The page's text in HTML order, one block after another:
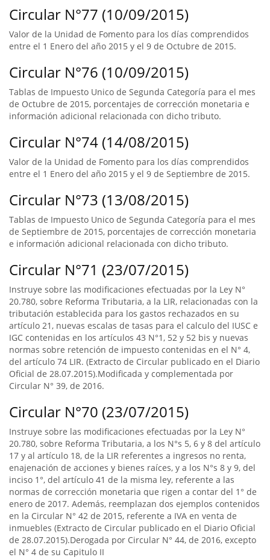
Circular N°77 (10/09/2015)
Valor de la Unidad de Fomento para los días comprendidos
entre el 1 Enero del año 2015 y el 9 de Octubre de 2015.
Circular N°76 (10/09/2015)
Tablas de Impuesto Unico de Segunda Categoría para el mes
de Octubre de 2015, porcentajes de corrección monetaria e
información adicional relacionada con dicho tributo.
Circular N°74 (14/08/2015)
Valor de la Unidad de Fomento para los días comprendidos
entre el 1 Enero del año 2015 y el 9 de Septiembre de 2015.
Circular N°73 (13/08/2015)
Tablas de Impuesto Unico de Segunda Categoría para el mes
de Septiembre de 2015, porcentajes de corrección monetaria
e información adicional relacionada con dicho tributo.
Circular N°71 (23/07/2015)
Instruye sobre las modificaciones efectuadas por la Ley N°
20.780, sobre Reforma Tributaria, a la LIR, relacionadas con la
tributación establecida para los gastos rechazados en su
artículo 21, nuevas escalas de tasas para el calculo del IUSC e
IGC contenidas en los artículos 43 N°1, 52 y 52 bis y nuevas
normas sobre retención de impuesto contenidas en el N° 4,
del artículo 74 LIR. (Extracto de Circular publicado en el Diario
Oficial de 28.07.2015).Modificada y complementada por
Circular N° 39, de 2016.
Circular N°70 (23/07/2015)
Instruye sobre las modificaciones efectuadas por la Ley N°
20.780, sobre Reforma Tributaria, a los N°s 5, 6 y 8 del artículo
17 y al artículo 18, de la LIR referentes a ingresos no renta,
enajenación de acciones y bienes raíces, y a los N°s 8 y 9, del
inciso 1°, del artículo 41 de la misma ley, referente a las
normas de corrección monetaria que rigen a contar del 1° de
enero de 2017. Además, reemplazan dos ejemplos contenidos
en la Circular N° 42 de 2015, referente a IVA en venta de
inmuebles (Extracto de Circular publicado en el Diario Oficial
de 28.07.2015).Derogada por Circular N° 44, de 2016, excepto
el N° 4 de su Capitulo II